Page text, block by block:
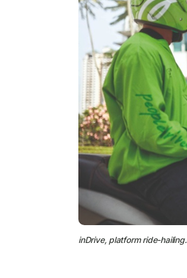
inDrive, platform ride-hailing.